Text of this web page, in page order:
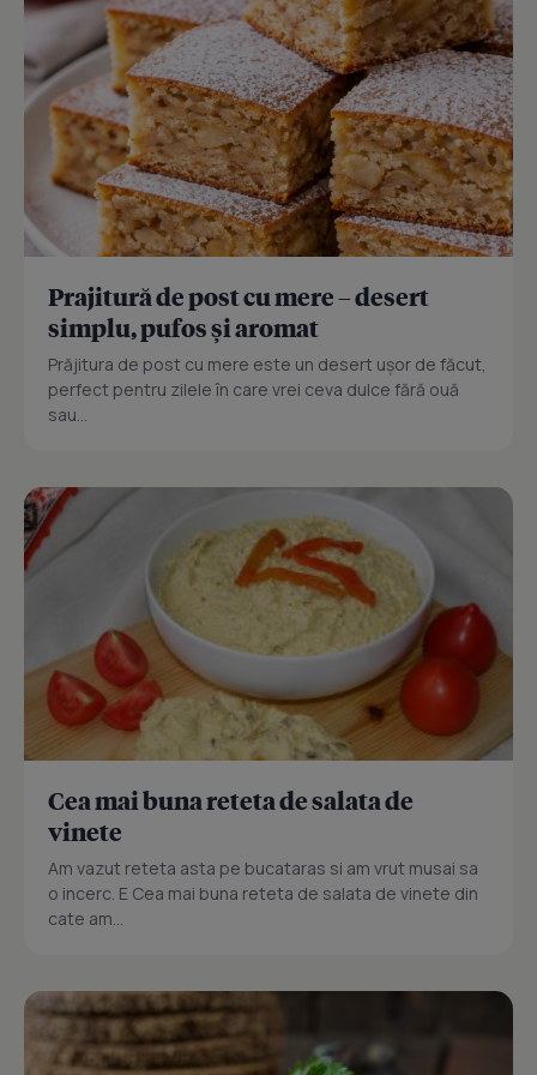
Prajitură de post cu mere – desert
simplu, pufos și aromat
Prăjitura de post cu mere este un desert ușor de făcut,
perfect pentru zilele în care vrei ceva dulce fără ouă
sau...
Cea mai buna reteta de salata de
vinete
Am vazut reteta asta pe bucataras si am vrut musai sa
o incerc. E Cea mai buna reteta de salata de vinete din
cate am...